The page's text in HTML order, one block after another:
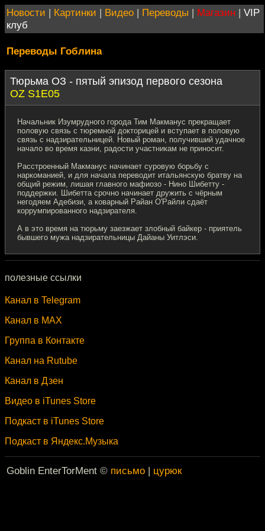
Новости | Картинки | Видео | Переводы | Магазин | VIP
клуб
Переводы Гоблина
Тюрьма ОЗ - пятый эпизод первого сезона
OZ S1E05
Начальник Изумрудного города Тим Макманус прекращает
половую связь с тюремной докторицей и вступает в половую
связь с надзирательницей. Новый роман, получивший удачное
начало во время казни, радости участникам не приносит.
Расстроенный Макманус начинает суровую борьбу с
наркоманией, и для начала переводит итальянскую братву на
общий режим, лишая главного мафиозо - Нино Шибетту -
поддержки. Шибетта срочно начинает дружить с чёрным
негодяем Адебизи, а коварный Райан О'Райли сдаёт
коррумпированного надзирателя.
А в это время на тюрьму заезжает злобный байкер - приятель
бывшего мужа надзирательницы Дайаны Уитлэси.
полезные ссылки
Канал в Telegram
Канал в MAX
Группа в Контакте
Канал на Rutube
Канал в Дзен
Видео в iTunes Store
Подкаст в iTunes Store
Подкаст в Яндекс.Музыка
Goblin EnterTorMent © письмо | цурюк